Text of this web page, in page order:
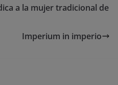
a la mujer tradicional de
Imperium in imperio